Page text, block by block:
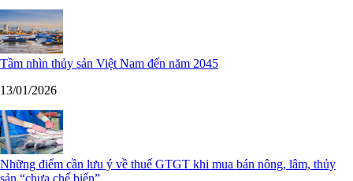
Tầm nhìn thủy sản Việt Nam đến năm 2045
13/01/2026
Những điểm cần lưu ý về thuế GTGT khi mua bán nông, lâm, thủy
sản “chưa chế biến”